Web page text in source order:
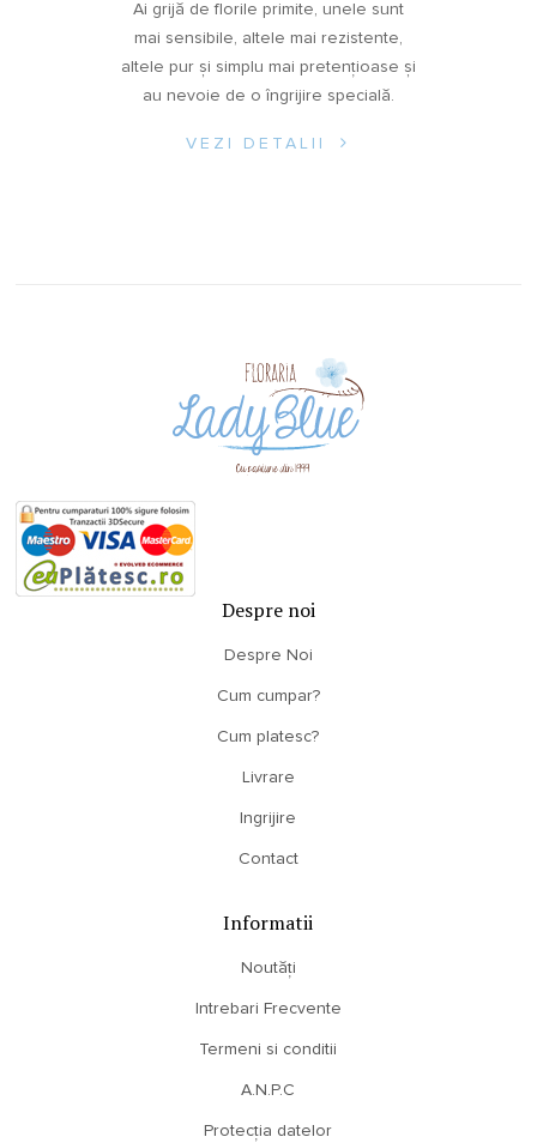
Ai grijă de florile primite, unele sunt
mai sensibile, altele mai rezistente,
altele pur și simplu mai pretențioase și
au nevoie de o îngrijire specială.
VEZI DETALII
Despre noi
Despre Noi
Cum cumpar?
Cum platesc?
Livrare
Ingrijire
Contact
Informatii
Noutăți
Intrebari Frecvente
Termeni si conditii
A.N.P.C
Protecția datelor